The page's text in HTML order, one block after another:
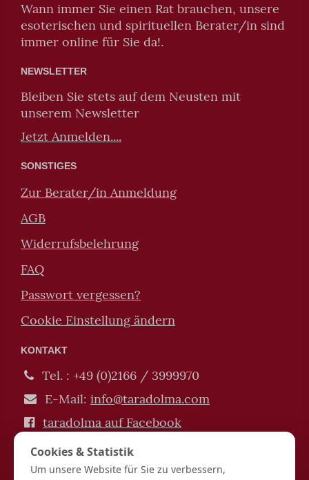
Wann immer Sie einen Rat brauchen, unsere
esoterischen und spirituellen Berater/in sind
immer online für Sie da!.
NEWSLETTER
Bleiben Sie stets auf dem Neusten mit
unserem Newsletter
Jetzt Anmelden....
SONSTIGES
Zur Berater/in Anmeldung
AGB
Widerrufsbelehrung
FAQ
Passwort vergessen?
Cookie Einstellung ändern
KONTAKT
Tel. : +49 (0)2166 / 3999970
E-Mail: info@taradolma.com
taradolma auf Facebook
Impressum / Datenschutz
Verträge hier kündigen / widerrufen
Cookies & Statistik
Um unsere Website für Sie zu verbessern,